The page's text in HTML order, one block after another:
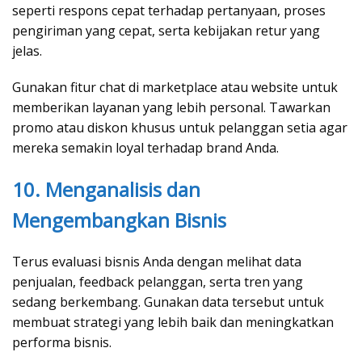
seperti respons cepat terhadap pertanyaan, proses
pengiriman yang cepat, serta kebijakan retur yang
jelas.
Gunakan fitur chat di marketplace atau website untuk
memberikan layanan yang lebih personal. Tawarkan
promo atau diskon khusus untuk pelanggan setia agar
mereka semakin loyal terhadap brand Anda.
10. Menganalisis dan
Mengembangkan Bisnis
Terus evaluasi bisnis Anda dengan melihat data
penjualan, feedback pelanggan, serta tren yang
sedang berkembang. Gunakan data tersebut untuk
membuat strategi yang lebih baik dan meningkatkan
performa bisnis.